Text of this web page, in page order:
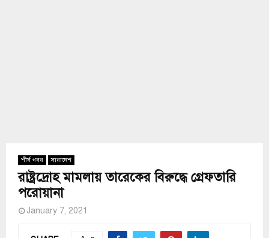
শীর্ষ খবর সারাদেশ
রাষ্ট্রদ্রোহ মামলায় তারেকের বিরুদ্ধে গ্রেফতারি
পরোয়ানা
January 7, 2021